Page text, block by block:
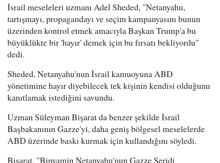
İsrail meseleleri uzmanı Adel Sheded, "Netanyahu,
tartışmayı, propagandayı ve seçim kampanyasını bunun
üzerinden kontrol etmek amacıyla Başkan Trump'a bu
büyüklükte bir 'hayır' demek için bu fırsatı bekliyordu"
dedi.
Sheded, Netanyahu'nun İsrail kamuoyuna ABD
yönetimine hayır diyebilecek tek kişinin kendisi olduğunu
kanıtlamak istediğini savundu.
Uzman Süleyman Bişarat da benzer şekilde İsrail
Başbakanının Gazze'yi, daha geniş bölgesel meselelerde
ABD üzerinde baskı kurmak için kullandığını söyledi.
Bişarat, "Binyamin Netanyahu'nun Gazze Şeridi